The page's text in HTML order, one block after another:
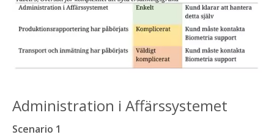
Administration i Affärssystemet
Scenario 1